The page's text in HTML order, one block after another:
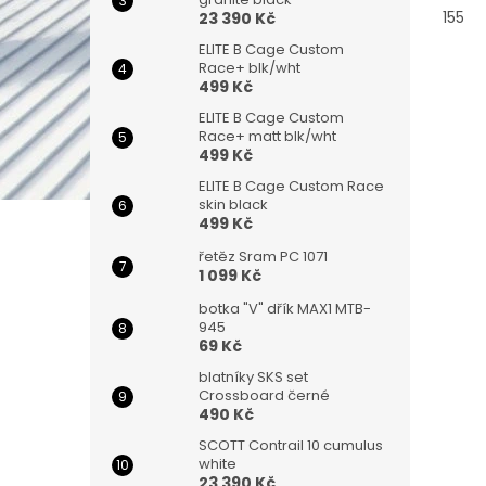
23 390 Kč
ELITE B Cage Custom
Race+ blk/wht
499 Kč
ELITE B Cage Custom
Race+ matt blk/wht
499 Kč
ELITE B Cage Custom Race
skin black
499 Kč
řetěz Sram PC 1071
1 099 Kč
botka "V" dřík MAX1 MTB-
945
69 Kč
blatníky SKS set
Crossboard černé
490 Kč
SCOTT Contrail 10 cumulus
white
155